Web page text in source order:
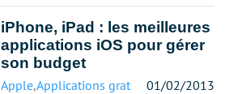
iPhone, iPad : les meilleures
applications iOS pour gérer
son budget
Apple,Applications gratuites,Mobile
01/02/2013